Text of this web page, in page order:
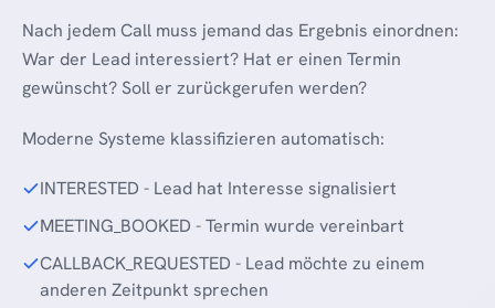
Nach jedem Call muss jemand das Ergebnis einordnen:
War der Lead interessiert? Hat er einen Termin
gewünscht? Soll er zurückgerufen werden?
Moderne Systeme klassifizieren automatisch:
INTERESTED - Lead hat Interesse signalisiert
MEETING_BOOKED - Termin wurde vereinbart
CALLBACK_REQUESTED - Lead möchte zu einem
anderen Zeitpunkt sprechen